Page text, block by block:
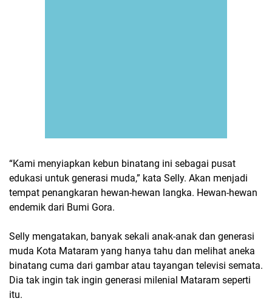
“Kami menyiapkan kebun binatang ini sebagai pusat
edukasi untuk generasi muda,” kata Selly. Akan menjadi
tempat penangkaran hewan-hewan langka. Hewan-hewan
endemik dari Bumi Gora.
Selly mengatakan, banyak sekali anak-anak dan generasi
muda Kota Mataram yang hanya tahu dan melihat aneka
binatang cuma dari gambar atau tayangan televisi semata.
Dia tak ingin tak ingin generasi milenial Mataram seperti
itu.